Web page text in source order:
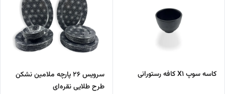
کاسه سوپ X1 کافه رستورانی
سرویس 26 پارچه ملامین نشکن
طرح طلایی نقره‌ای